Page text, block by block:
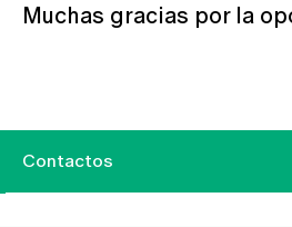
Muchas gracias por la
Contactos